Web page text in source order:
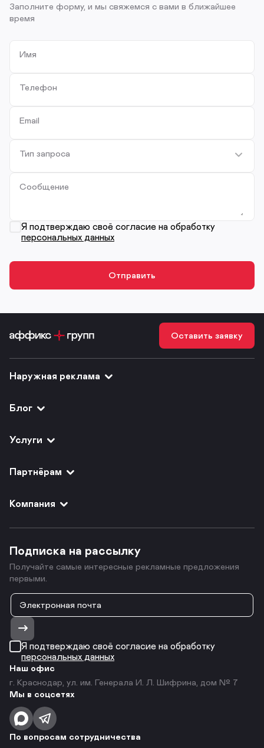
Заполните форму, и мы свяжемся с вами в ближайшее
время
Имя
Телефон
Email
Тип запроса
Сообщение
Я подтверждаю своё согласие на обработку
персональных данных
Оставить заявку
Наружная реклама
Блог
Услуги
Партнёрам
Компания
Подписка на рассылку
Получайте самые интересные рекламные предложения
первыми.
Я подтверждаю своё согласие на обработку
персональных данных
Наш офис
г. Краснодар, ул. им. Генерала И. Л. Шифрина, дом № 7
Мы в соцсетях
По вопросам сотрудничества